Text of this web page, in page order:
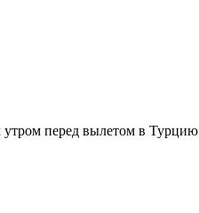
утром перед вылетом в Турцию